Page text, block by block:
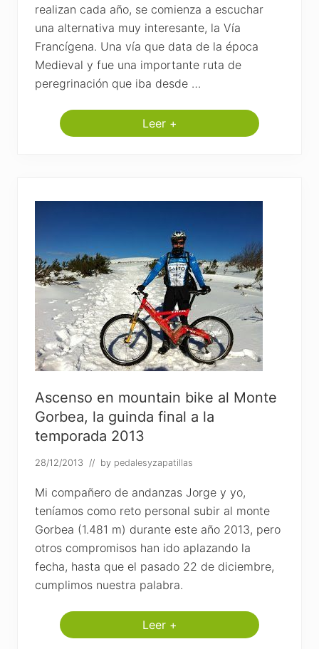
realizan cada año, se comienza a escuchar
una alternativa muy interesante, la Vía
Francígena. Una vía que data de la época
Medieval y fue una importante ruta de
peregrinación que iba desde …
T
o
m
i
n
o
s
l
l
e
v
a
n
a
o
m
a
:
V
í
F
a
n
c
í
g
e
n
Leer +
Ascenso en mountain bike al Monte
Gorbea, la guinda final a la
temporada 2013
28/12/2013 // by pedalesyzapatillas
Mi compañero de andanzas Jorge y yo,
teníamos como reto personal subir al monte
Gorbea (1.481 m) durante este año 2013, pero
otros compromisos han ido aplazando la
fecha, hasta que el pasado 22 de diciembre,
cumplimos nuestra palabra.
A
s
Leer +